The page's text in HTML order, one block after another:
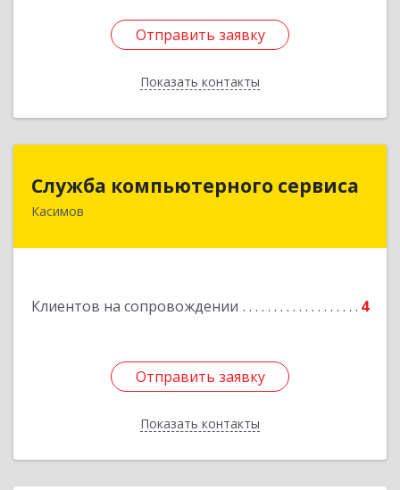
Отправить заявку
Показать контакты
Отправить заявку
Назад
Служба компьютерного сервиса
Касимов
Клиентов на сопровождении 4
Отправить заявку
Показать контакты
Служба компьютерного сервиса
391300, Рязанская обл., г.Касимов, ул.Советская
Отправить заявку
Назад